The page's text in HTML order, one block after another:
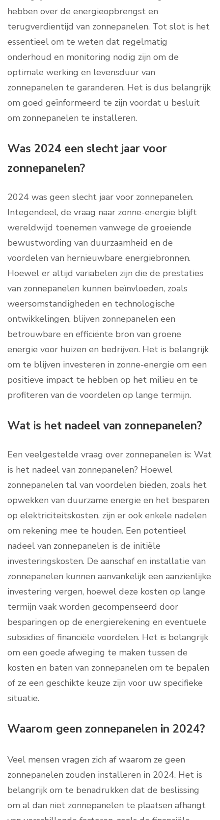
hebben over de energieopbrengst en
terugverdientijd van zonnepanelen. Tot slot is het
essentieel om te weten dat regelmatig
onderhoud en monitoring nodig zijn om de
optimale werking en levensduur van
zonnepanelen te garanderen. Het is dus belangrijk
om goed geïnformeerd te zijn voordat u besluit
om zonnepanelen te installeren.
Was 2024 een slecht jaar voor
zonnepanelen?
2024 was geen slecht jaar voor zonnepanelen.
Integendeel, de vraag naar zonne-energie blijft
wereldwijd toenemen vanwege de groeiende
bewustwording van duurzaamheid en de
voordelen van hernieuwbare energiebronnen.
Hoewel er altijd variabelen zijn die de prestaties
van zonnepanelen kunnen beïnvloeden, zoals
weersomstandigheden en technologische
ontwikkelingen, blijven zonnepanelen een
betrouwbare en efficiënte bron van groene
energie voor huizen en bedrijven. Het is belangrijk
om te blijven investeren in zonne-energie om een
positieve impact te hebben op het milieu en te
profiteren van de voordelen op lange termijn.
Wat is het nadeel van zonnepanelen?
Een veelgestelde vraag over zonnepanelen is: Wat
is het nadeel van zonnepanelen? Hoewel
zonnepanelen tal van voordelen bieden, zoals het
opwekken van duurzame energie en het besparen
op elektriciteitskosten, zijn er ook enkele nadelen
om rekening mee te houden. Een potentieel
nadeel van zonnepanelen is de initiële
investeringskosten. De aanschaf en installatie van
zonnepanelen kunnen aanvankelijk een aanzienlijke
investering vergen, hoewel deze kosten op lange
termijn vaak worden gecompenseerd door
besparingen op de energierekening en eventuele
subsidies of financiële voordelen. Het is belangrijk
om een goede afweging te maken tussen de
kosten en baten van zonnepanelen om te bepalen
of ze een geschikte keuze zijn voor uw specifieke
situatie.
Waarom geen zonnepanelen in 2024?
Veel mensen vragen zich af waarom ze geen
zonnepanelen zouden installeren in 2024. Het is
belangrijk om te benadrukken dat de beslissing
om al dan niet zonnepanelen te plaatsen afhangt